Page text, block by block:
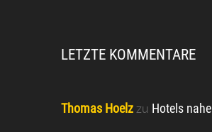
LETZTE KOMMENTARE
Thomas Hoelz zu Hotels nahe